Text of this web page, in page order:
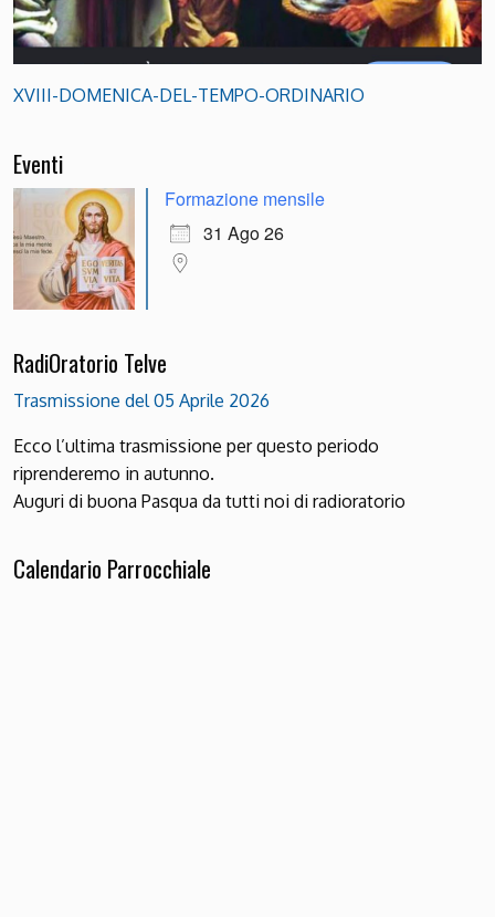
XVIII-DOMENICA-DEL-TEMPO-ORDINARIO
Eventi
Formazione mensile
31 Ago 26
RadiOratorio Telve
Trasmissione del 05 Aprile 2026
Ecco l’ultima trasmissione per questo periodo
riprenderemo in autunno.
Auguri di buona Pasqua da tutti noi di radioratorio
Calendario Parrocchiale